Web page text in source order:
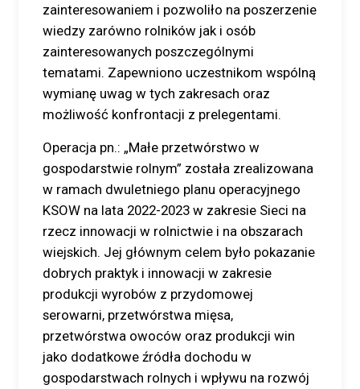
zainteresowaniem i pozwoliło na poszerzenie
wiedzy zarówno rolników jak i osób
zainteresowanych poszczególnymi
tematami. Zapewniono uczestnikom wspólną
wymianę uwag w tych zakresach oraz
możliwość konfrontacji z prelegentami.
Operacja pn.: „Małe przetwórstwo w
gospodarstwie rolnym” została zrealizowana
w ramach dwuletniego planu operacyjnego
KSOW na lata 2022-2023 w zakresie Sieci na
rzecz innowacji w rolnictwie i na obszarach
wiejskich. Jej głównym celem było pokazanie
dobrych praktyk i innowacji w zakresie
produkcji wyrobów z przydomowej
serowarni, przetwórstwa mięsa,
przetwórstwa owoców oraz produkcji win
jako dodatkowe źródła dochodu w
gospodarstwach rolnych i wpływu na rozwój